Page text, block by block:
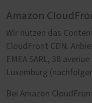
Amazon
Wir nutzen das
CloudFront CDN.
EMEA SARL, 38
Luxemburg
Bei Amazon